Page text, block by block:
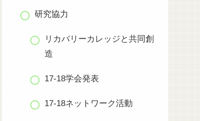
研究協力
リカバリーカレッジと共同創
造
17-18学会発表
17-18ネットワーク活動